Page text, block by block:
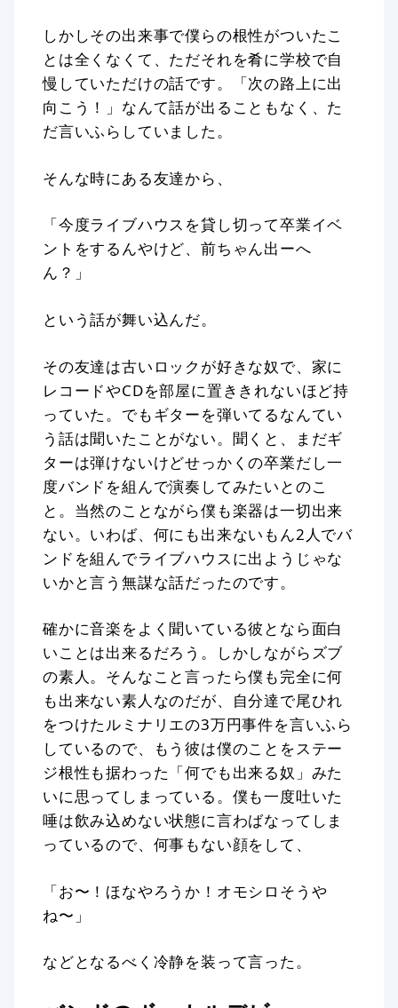
しかしその出来事で僕らの根性がついたこ
とは全くなくて、ただそれを肴に学校で自
慢していただけの話です。「次の路上に出
向こう！」なんて話が出ることもなく、た
だ言いふらしていました。
そんな時にある友達から、
「今度ライブハウスを貸し切って卒業イベ
ントをするんやけど、前ちゃん出ーへ
ん？」
という話が舞い込んだ。
その友達は古いロックが好きな奴で、家に
レコードやCDを部屋に置ききれないほど持
っていた。でもギターを弾いてるなんてい
う話は聞いたことがない。聞くと、まだギ
ターは弾けないけどせっかくの卒業だし一
度バンドを組んで演奏してみたいとのこ
と。当然のことながら僕も楽器は一切出来
ない。いわば、何にも出来ないもん2人でバ
ンドを組んでライブハウスに出ようじゃな
いかと言う無謀な話だったのです。
確かに音楽をよく聞いている彼となら面白
いことは出来るだろう。しかしながらズブ
の素人。そんなこと言ったら僕も完全に何
も出来ない素人なのだが、自分達で尾ひれ
をつけたルミナリエの3万円事件を言いふら
しているので、もう彼は僕のことをステー
ジ根性も据わった「何でも出来る奴」みた
いに思ってしまっている。僕も一度吐いた
唾は飲み込めない状態に言わばなってしま
っているので、何事もない顔をして、
「お〜！ほなやろうか！オモシロそうや
ね〜」
などとなるべく冷静を装って言った。